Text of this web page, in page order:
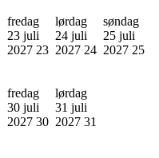
fredag
23 juli
2027 23
lørdag
24 juli
2027 24
søndag
25 juli
2027 25
fredag
30 juli
2027 30
lørdag
31 juli
2027 31